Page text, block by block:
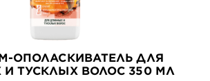
ОПОЛАСКИВАТЕЛЬ ДЛЯ
ТУСКЛЫХ ВОЛОС 350 МЛ